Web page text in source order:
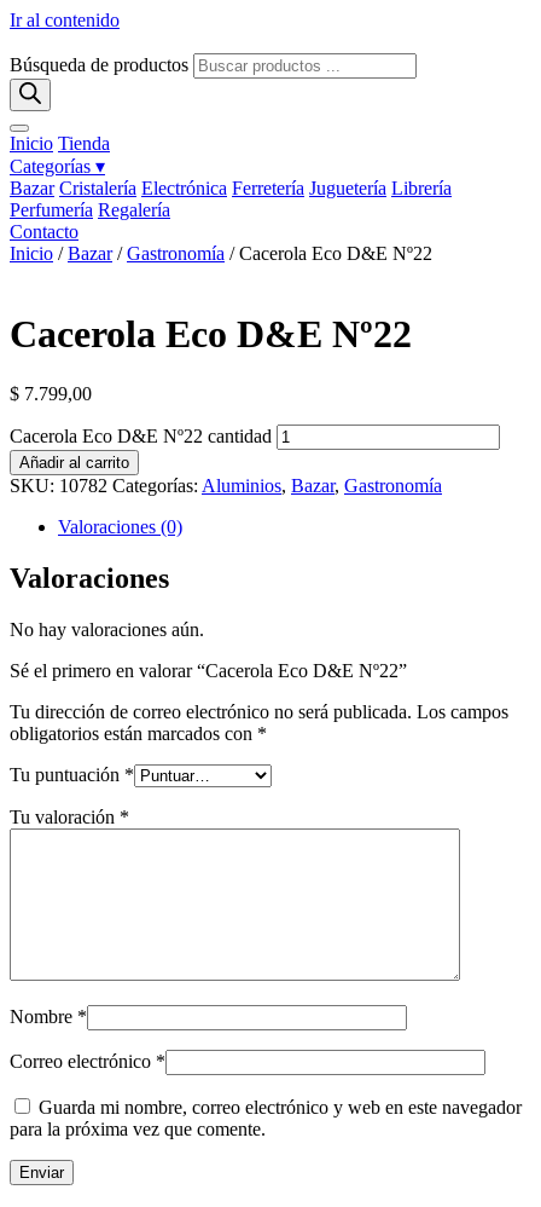
Ir al contenido
Búsqueda de productos
Inicio Tienda
Categorías ▾
Bazar Cristalería Electrónica Ferretería Juguetería Librería
Perfumería Regalería
Contacto
Inicio /Bazar/Gastronomía / Cacerola Eco D&E Nº22
Cacerola Eco D&E Nº22
$ 7.799,00
Cacerola Eco D&E Nº22 cantidad
Añadir al carrito
SKU: 10782 Categorías: Aluminios, Bazar, Gastronomía
Valoraciones (0)
Valoraciones
No hay valoraciones aún.
Sé el primero en valorar “Cacerola Eco D&E Nº22”
Tu dirección de correo electrónico no será publicada. Los campos
obligatorios están marcados con *
Tu puntuación *
Tu valoración *
Nombre *
Correo electrónico *
Guarda mi nombre, correo electrónico y web en este navegador
para la próxima vez que comente.